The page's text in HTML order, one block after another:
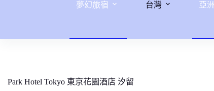
夢幻旅宿 台灣 亞洲
Park Hotel Tokyo 東京花園酒店 汐留